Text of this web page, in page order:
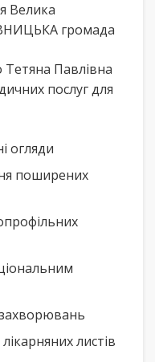
Велика
громада
Тетяна Павлівна
послуг для
огляди
поширених
листів